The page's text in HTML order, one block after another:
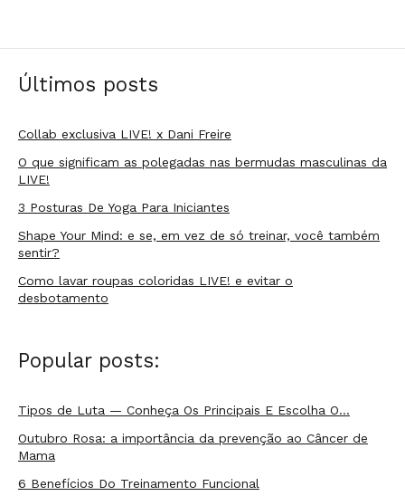
Últimos posts
Collab exclusiva LIVE! x Dani Freire
O que significam as polegadas nas bermudas masculinas da
LIVE!
3 Posturas De Yoga Para Iniciantes
Shape Your Mind: e se, em vez de só treinar, você também
sentir?
Como lavar roupas coloridas LIVE! e evitar o
desbotamento
Popular posts:
Tipos de Luta — Conheça Os Principais E Escolha O…
Outubro Rosa: a importância da prevenção ao Câncer de
Mama
6 Benefícios Do Treinamento Funcional